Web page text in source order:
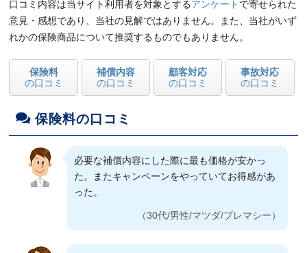
口コミ内容は当サイト利用者を対象とするアンケート で寄せられた
意見・感想であり、当社の見解ではありません。また、当社がいず
れかの保険商品について推奨するものでもありません。
保険料
の口コミ
補償内容
の口コミ
顧客対応
の口コミ
事故対応
の口コミ
保険料の口コミ
必要な補償内容にした際に最も価格が安かっ
た。またキャンペーンをやっていてお得感があ
った。
（30代/男性/マツダ/プレマシー）